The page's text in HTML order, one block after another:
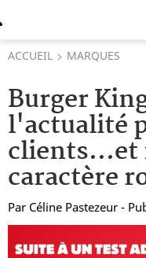
ACCUEIL MARQUES
Burger
l'actualité
clients...et
caractère
Par Céline Pastezeur -